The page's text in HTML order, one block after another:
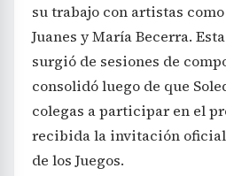
su trabajo con artistas
Juanes y María Becerra.
surgió de sesiones de
consolidó luego de que
colegas a participar en el
recibida la invitación
de los Juegos.